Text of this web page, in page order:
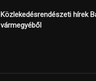
Közlekedésrendészeti hírek
vármegyéből